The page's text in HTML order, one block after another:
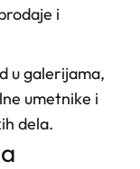
i
u galerijama,
umetnike i
dela.